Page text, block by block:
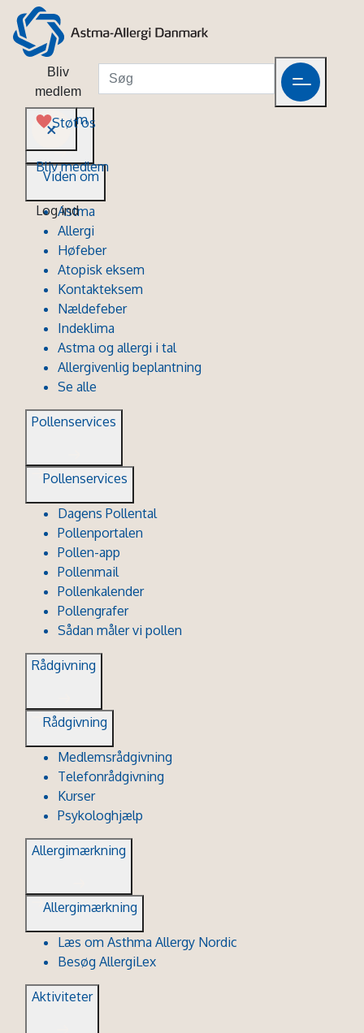
Bliv
medlem
Støt os
Bliv medlem
Log ind
Viden om
Viden om
Astma
Allergi
Høfeber
Atopisk eksem
Kontakteksem
Nældefeber
Indeklima
Astma og allergi i tal
Allergivenlig beplantning
Se alle
Pollenservices
Pollenservices
Dagens Pollental
Pollenportalen
Pollen-app
Pollenmail
Pollenkalender
Pollengrafer
Sådan måler vi pollen
Rådgivning
Rådgivning
Medlemsrådgivning
Telefonrådgivning
Kurser
Psykologhjælp
Allergimærkning
Allergimærkning
Læs om Asthma Allergy Nordic
Besøg AllergiLex
Aktiviteter